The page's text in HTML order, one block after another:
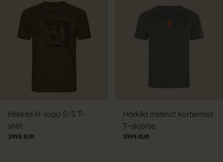
Härkila H-logo S/S T-
shirt
39.95 EUR
Härkila Instinct kortermet
T-skjorte
39.95 EUR